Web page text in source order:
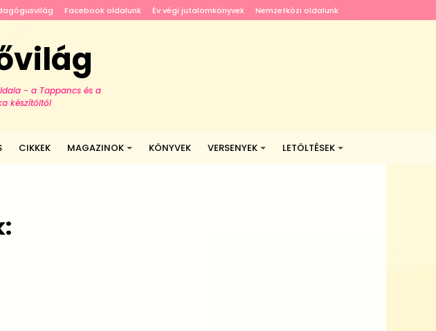
Facebook oldalunk Év végi jutalomkönyvek Nemzetközi oldalunk
- a Tappancs és a
készítőitől
CIKKEK MAGAZINOK KÖNYVEK VERSENYEK LETÖLTÉSEK